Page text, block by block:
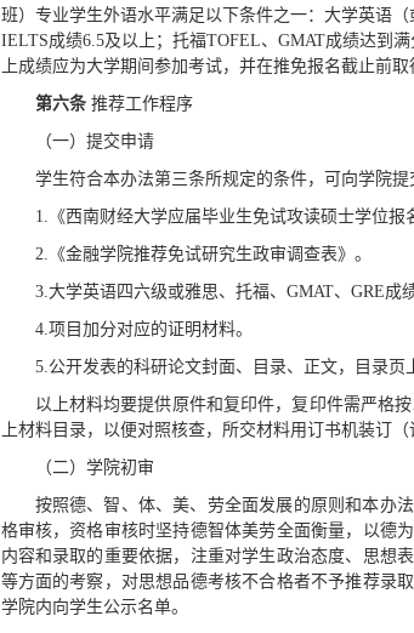
班）专业学生外语水平满足以下条件之一：大学英语
IELTS成绩6.5及以上；托福TOFEL、GMAT成绩达到
上成绩应为大学期间参加考试，并在推免报名截止前取
第六条推荐工作程序
（一）提交申请
学生符合本办法第三条所规定的条件，可向学院提
1.《西南财经大学应届毕业生免试攻读硕士学位报
2.《金融学院推荐免试研究生政审调查表》。
3.大学英语四六级或雅思、托福、GMAT、GRE成
4.项目加分对应的证明材料。
5.公开发表的科研论文封面、目录、正文，目录页
以上材料均要提供原件和复印件，复印件需严格
上材料目录，以便对照核查，所交材料用订书机装订
（二）学院初审
按照德、智、体、美、劳全面发展的原则和本办
格审核，资格审核时坚持德智体美劳全面衡量，以德
内容和录取的重要依据，注重对学生政治态度、思想
等方面的考察，对思想品德考核不合格者不予推荐录
学院内向学生公示名单。